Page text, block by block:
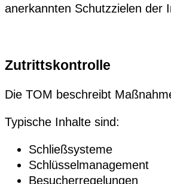
anerkannten Schutzzielen der
Zutrittskontrolle
Die TOM beschreibt
Typische Inhalte sind:
Schließsysteme
Schlüsselmanagement
Besucherregelungen